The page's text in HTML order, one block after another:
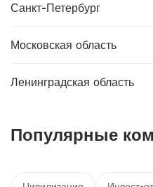
Санкт-Петербург
Московская область
Ленинградская область
Популярные